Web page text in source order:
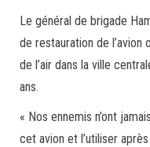
Le général de brigade
de restauration de l’avion
de l’air dans la ville
ans.
« Nos ennemis n’ont
cet avion et l’utiliser